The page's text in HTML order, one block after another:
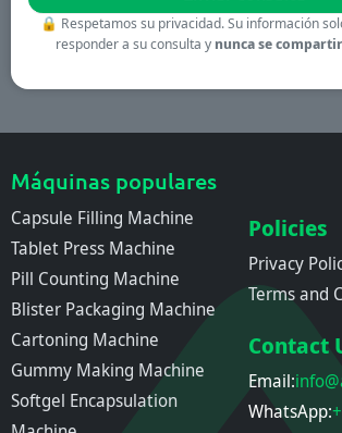
🔒 Respetamos su privacidad. Su información
responder a su consulta y nunca se
Máquinas populares
Capsule Filling Machine
Tablet Press Machine
Pill Counting Machine
Blister Packaging Machine
Cartoning Machine
Gummy Making Machine
Softgel Encapsulation
Policies
Privacy
Terms and
Contact
Email:
WhatsApp: